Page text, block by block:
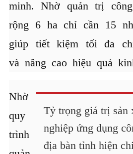
minh. Nhờ quản trị
rộng 6 ha chỉ cần 15
giúp tiết kiệm tối đa
và nâng cao hiệu quả
Tỷ trọng giá trị sản
nghiệp ứng dụng
địa bàn tỉnh hiện
Nhờ
quy
trình